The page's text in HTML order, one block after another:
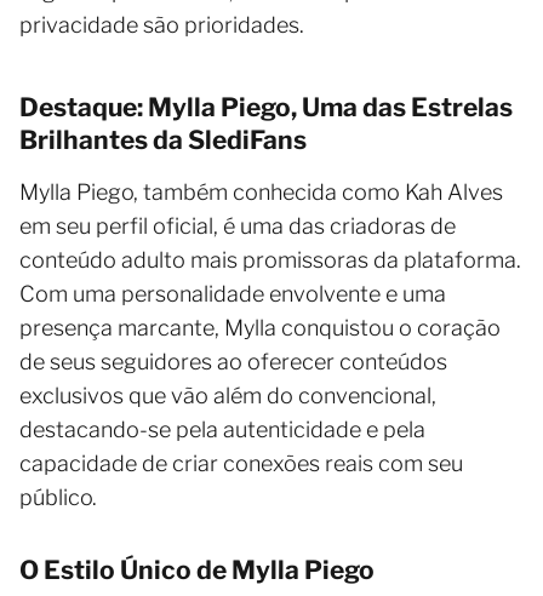
privacidade são prioridades.
Destaque: Mylla Piego, Uma das Estrelas
Brilhantes da SlediFans
Mylla Piego, também conhecida como Kah Alves
em seu perfil oficial, é uma das criadoras de
conteúdo adulto mais promissoras da plataforma.
Com uma personalidade envolvente e uma
presença marcante, Mylla conquistou o coração
de seus seguidores ao oferecer conteúdos
exclusivos que vão além do convencional,
destacando-se pela autenticidade e pela
capacidade de criar conexões reais com seu
público.
O Estilo Único de Mylla Piego